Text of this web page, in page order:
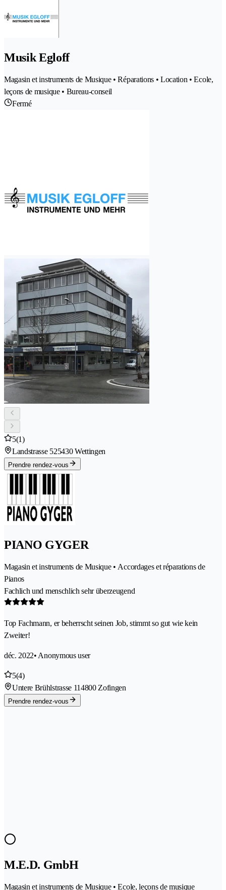
Musik Egloff
Magasin et instruments de Musique • Réparations • Location • Ecole,
leçons de musique • Bureau-conseil
Fermé
5(1)
Landstrasse 525430 Wettingen
Prendre rendez-vous
PIANO GYGER
Magasin et instruments de Musique • Accordages et réparations de
Pianos
Fachlich und menschlich sehr überzeugend
Top Fachmann, er beherrscht seinen Job, stimmt so gut wie kein
Zweiter!
déc. 2022• Anonymous user
5(4)
Untere Brühlstrasse 114800 Zofingen
Prendre rendez-vous
M.E.D. GmbH
Magasin et instruments de Musique • Ecole, leçons de musique